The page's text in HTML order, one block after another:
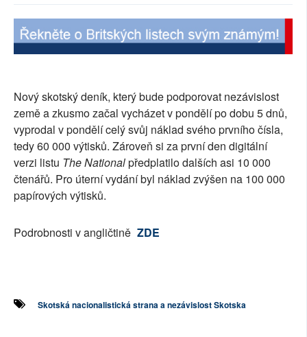
SOCIÁLNÍ SÍTĚ
PLNÁ VERZE STRÁNEK
Nový skotský deník, který bude podporovat nezávislost
země a zkusmo začal vycházet v pondělí po dobu 5 dnů,
vyprodal v pondělí celý svůj náklad svého prvního čísla,
tedy 60 000 výtisků. Zároveň si za první den digitální
verzi listu The Nationalpředplatilo dalších asi 10 000
čtenářů. Pro úterní vydání byl náklad zvýšen na 100 000
papírových výtisků.
Podrobnosti v angličtině ZDE
Skotská nacionalistická strana a nezávislost Skotska